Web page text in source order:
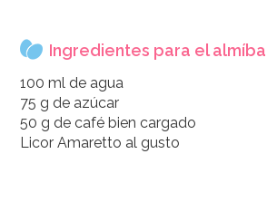
Ingredientes para el
100 ml de agua
75 g de azúcar
50 g de café bien cargado
Licor Amaretto al gusto